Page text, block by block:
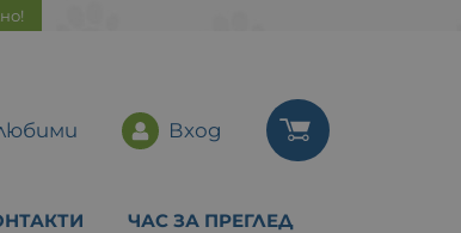
Вход
ЧАС ЗА ПРЕГЛЕД